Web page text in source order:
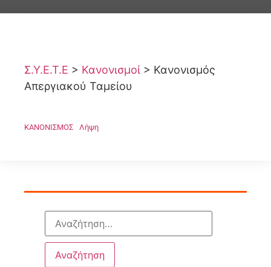
Σ.Υ.Ε.Τ.Ε > Κανονισμοί > Κανονισμός
Απεργιακού Ταμείου
ΚΑΝΟΝΙΣΜΟΣ Λήψη